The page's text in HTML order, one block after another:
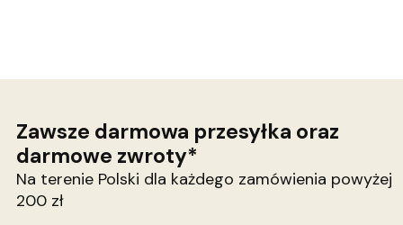
Zawsze darmowa przesyłka oraz
darmowe zwroty*
Na terenie Polski dla każdego zamówienia powyżej
200 zł